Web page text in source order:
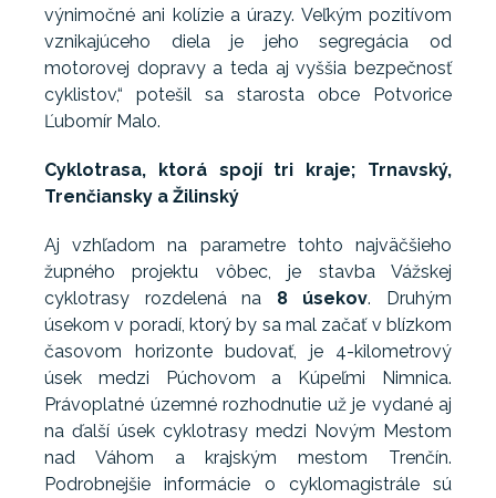
výnimočné ani kolízie a úrazy. Veľkým pozitívom
vznikajúceho diela je jeho segregácia od
motorovej dopravy a teda aj vyššia bezpečnosť
cyklistov,“ potešil sa starosta obce Potvorice
Ľubomír Malo.
Cyklotrasa, ktorá spojí tri kraje; Trnavský,
Trenčiansky a Žilinský
Aj vzhľadom na parametre tohto najväčšieho
župného projektu vôbec, je stavba Vážskej
cyklotrasy rozdelená na 8 úsekov. Druhým
úsekom v poradí, ktorý by sa mal začať v blízkom
časovom horizonte budovať, je 4-kilometrový
úsek medzi Púchovom a Kúpeľmi Nimnica.
Právoplatné územné rozhodnutie už je vydané aj
na ďalší úsek cyklotrasy medzi Novým Mestom
nad Váhom a krajským mestom Trenčín.
Podrobnejšie informácie o cyklomagistrále sú